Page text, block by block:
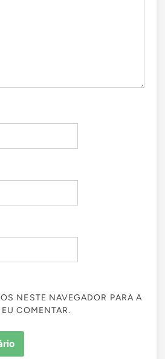
NESTE NAVEGADOR PARA A
COMENTAR.